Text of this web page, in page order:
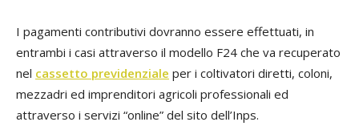
I pagamenti contributivi dovranno essere effettuati, in
entrambi i casi attraverso il modello F24 che va recuperato
nel cassetto previdenziale per i coltivatori diretti, coloni,
mezzadri ed imprenditori agricoli professionali ed
attraverso i servizi “online” del sito dell’Inps.